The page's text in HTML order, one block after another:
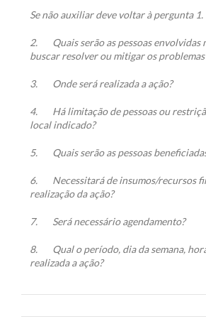
Se não auxiliar deve voltar à pergunta 1.
2. Quais serão as pessoas envolvidas
buscar resolver ou mitigar os
3. Onde será realizada a ação?
4. Há limitação de pessoas ou
local indicado?
5. Quais serão as pessoas
6. Necessitará de insumos/recursos
realização da ação?
7. Será necessário agendamento?
8. Qual o período, dia da semana,
realizada a ação?